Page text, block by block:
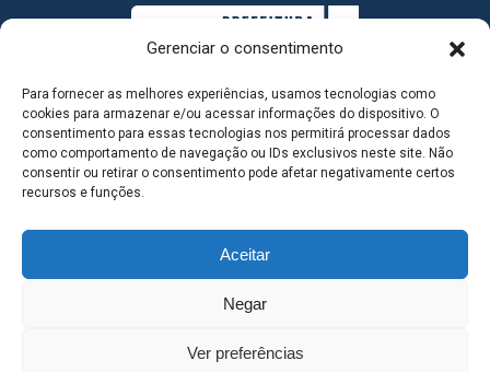
Gerenciar o consentimento
Para fornecer as melhores experiências, usamos tecnologias como
cookies para armazenar e/ou acessar informações do dispositivo. O
consentimento para essas tecnologias nos permitirá processar dados
como comportamento de navegação ou IDs exclusivos neste site. Não
consentir ou retirar o consentimento pode afetar negativamente certos
recursos e funções.
Aceitar
Negar
Ver preferências
MAPA DO SITE
SEDE DO ADMINISTRATIVO MUNICIPAL - Avenida